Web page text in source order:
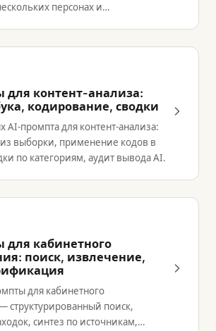
персонах и
для контент-анализа:
кодирование, сводки
AI-промпта для контент-анализа:
выборки, применение кодов в
по категориям, аудит вывода AI.
для кабинетного
поиск, извлечение,
для кабинетного
структурированный поиск,
синтез по источникам,